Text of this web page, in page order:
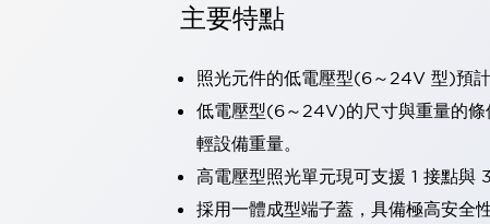
工業機器人的潛在風險，從第三者角度徹底驗證
兼顧良好的視認性及減少維修工時
最適合小型裝置的安全對策瀏覽全部
降低機床成本的技巧簡單的讓人意外
尋找讓機床更小型化的可能性
從外觀設計的觀點提升機床的附加價值
主要特點
照光元件的低電壓型(6～24V 型)預
低電壓型(6～24V)的尺寸與重量的
輕設備重量。
高電壓型照光單元現可支援 1 接點與
採用一體成型端子蓋，具備極高安全